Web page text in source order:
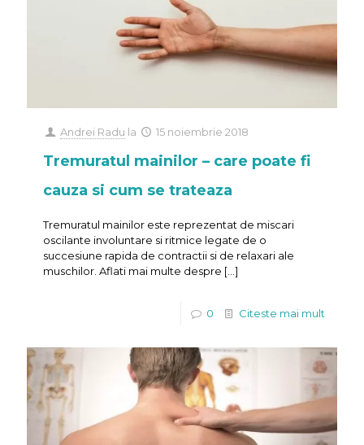
Andrei Radu la 15 noiembrie 2018
Tremuratul mainilor – care poate fi
cauza si cum se trateaza
Tremuratul mainilor este reprezentat de miscari
oscilante involuntare si ritmice legate de o
succesiune rapida de contractii si de relaxari ale
muschilor. Aflati mai multe despre […]
0 Citeste mai mult